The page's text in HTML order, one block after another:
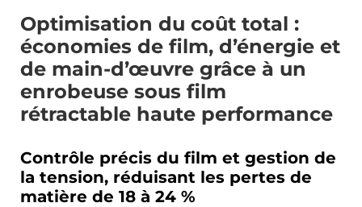
Optimisation du coût total :
économies de film, d’énergie et
de main-d’œuvre grâce à un
enrobeuse sous film
rétractable haute performance
Contrôle précis du film et gestion de
la tension, réduisant les pertes de
matière de 18 à 24 %